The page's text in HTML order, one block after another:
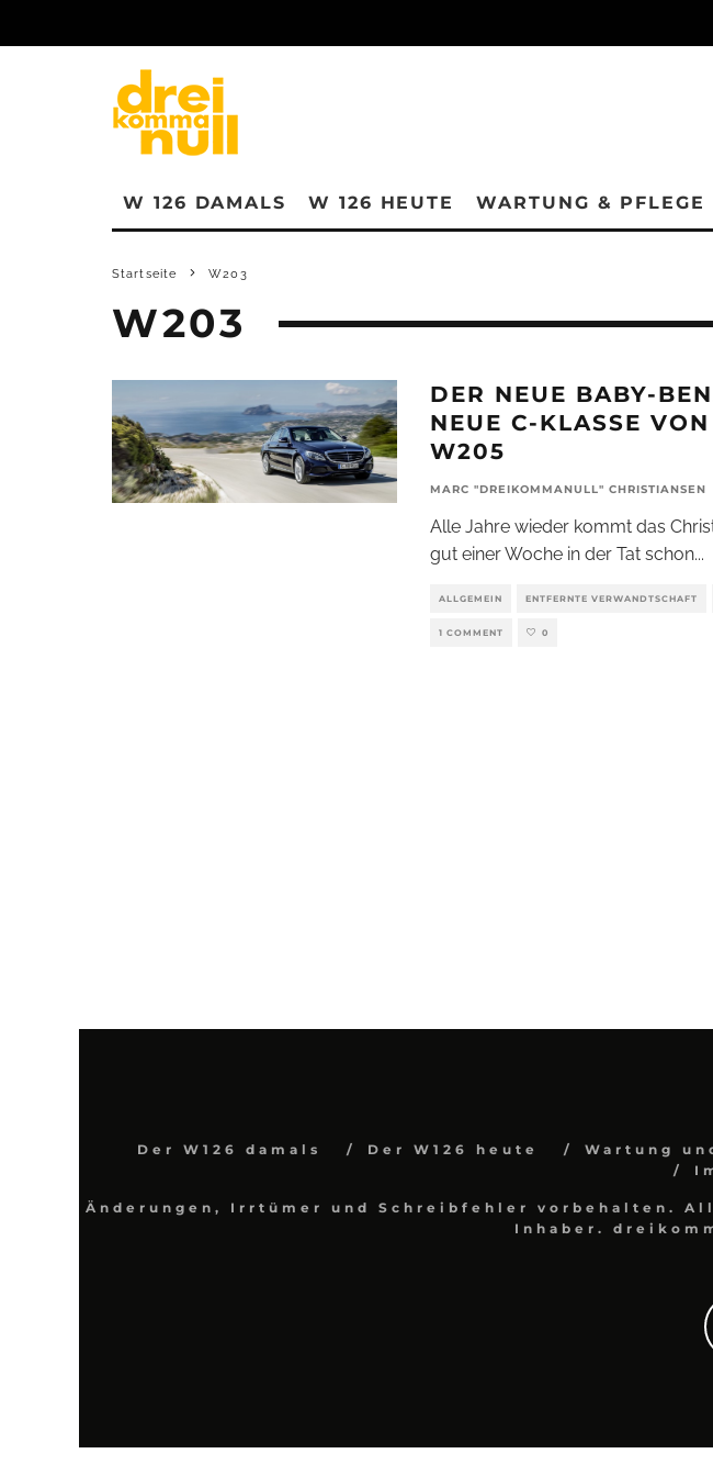
W 126 DAMALS W 126 HEUTE WARTUNG & PFLEGE
Startseite W203
W203
DER NEUE BABY-
NEUE C-KLASSE
W205
MARC "DREIKOMMANULL" CHRISTIANSEN
Alle Jahre wieder kommt das
gut einer Woche in der Tat schon...
ALLGEMEIN ENTFERNTE VERWANDTSCHAFT
1 COMMENT 0
Der W126 damals Der W126 heute Wartung
Änderungen, Irrtümer und Schreibfehler vorbehalten.
Inhaber.